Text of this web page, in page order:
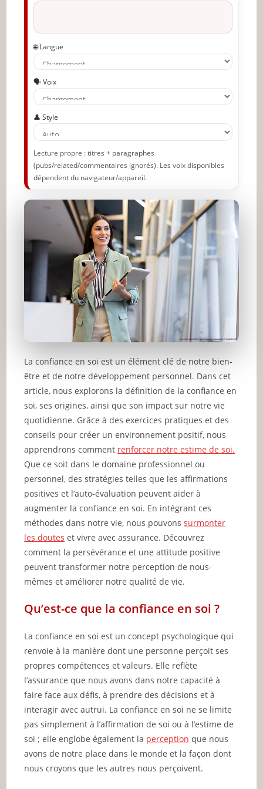
🌐 Langue
🗣️ Voix
👤 Style
Lecture propre : titres + paragraphes
(pubs/related/commentaires ignorés). Les voix disponibles
dépendent du navigateur/appareil.
La confiance en soi est un élément clé de notre bien-
être et de notre développement personnel. Dans cet
article, nous explorons la définition de la confiance en
soi, ses origines, ainsi que son impact sur notre vie
quotidienne. Grâce à des exercices pratiques et des
conseils pour créer un environnement positif, nous
apprendrons comment renforcer notre estime de soi.
Que ce soit dans le domaine professionnel ou
personnel, des stratégies telles que les affirmations
positives et l’auto-évaluation peuvent aider à
augmenter la confiance en soi. En intégrant ces
méthodes dans notre vie, nous pouvonssurmonter
les doutes et vivre avec assurance. Découvrez
comment la persévérance et une attitude positive
peuvent transformer notre perception de nous-
mêmes et améliorer notre qualité de vie.
Qu’est-ce que la confiance en soi ?
La confiance en soi est un concept psychologique qui
renvoie à la manière dont une personne perçoit ses
propres compétences et valeurs. Elle reflète
l’assurance que nous avons dans notre capacité à
faire face aux défis, à prendre des décisions et à
interagir avec autrui. La confiance en soi ne se limite
pas simplement à l’affirmation de soi ou à l’estime de
soi ; elle englobe également la perception que nous
avons de notre place dans le monde et la façon dont
nous croyons que les autres nous perçoivent.